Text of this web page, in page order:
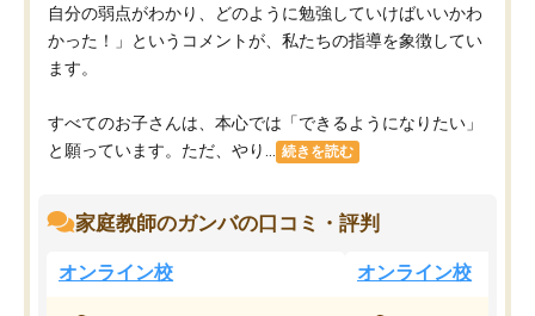
自分の弱点がわかり、どのように勉強していけばいいかわ
かった！」というコメントが、私たちの指導を象徴してい
ます。
すべてのお子さんは、本心では「できるようになりたい」
と願っています。ただ、やり...
続きを読む
家庭教師のガンバの口コミ・評判
オンライン校 オンライン校